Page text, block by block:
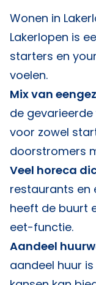
Wonen in
Lakerlopen is
starters en
voelen.
Mix van
de
voor zowel
doorstromers
Veel horeca
restaurants en
heeft de buurt
eet-functie.
Aandeel
aandeel huur